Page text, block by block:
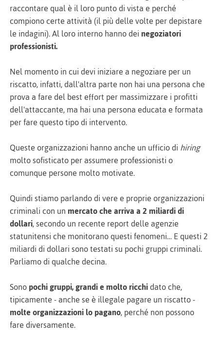
raccontare qual è il loro punto di vista e perché
compiono certe attività (il più delle volte per depistare
le indagini). Al loro interno hanno deinegoziatori
professionisti.
Nel momento in cui devi iniziare a negoziare per un
riscatto, infatti, dall'altra parte non hai una persona che
prova a fare del best effort per massimizzare i profitti
dell'attaccante, ma hai una persona educata e formata
per fare questo tipo di intervento.
Queste organizzazioni hanno anche un ufficio dihiring
molto sofisticato per assumere professionisti o
comunque persone molto motivate.
Quindi stiamo parlando di vere e proprie organizzazioni
criminali con unmercato che arriva a 2 miliardi di
dollari, secondo un recente report delle agenzie
statunitensi che monitorano questi fenomeni… E questi 2
miliardi di dollari sono testati su pochi gruppi criminali.
Parliamo di qualche decina.
Sonopochi gruppi, grandi e molto ricchidato che,
tipicamente - anche se è illegale pagare un riscatto -
molte organizzazioni lo pagano, perché non possono
fare diversamente.